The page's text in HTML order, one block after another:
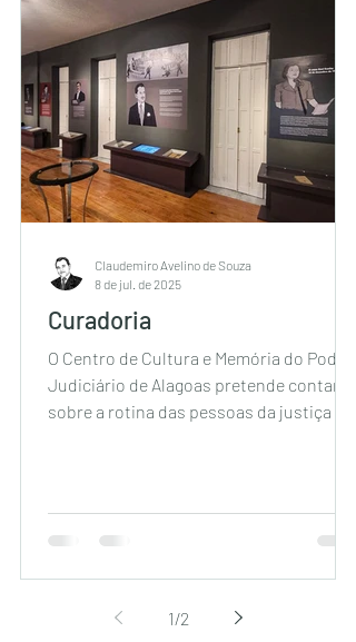
Curadoria
O Centro de Cultura e Memória do Poder
Judiciário de Alagoas pretende contar
sobre a rotina das pessoas da justiça e a
Claudemiro Avelino de Souza
8 de jul. de 2025
1/2